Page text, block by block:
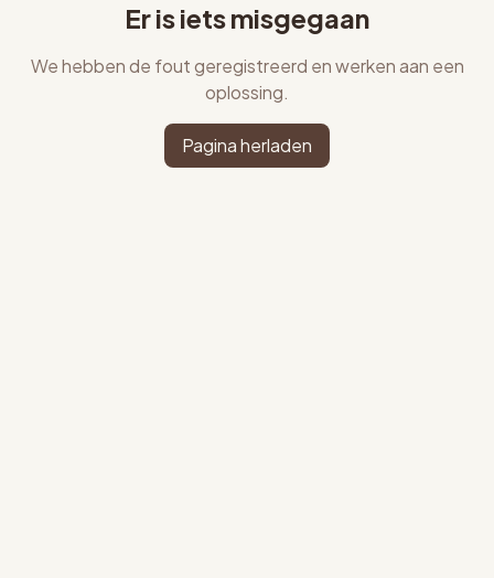
Er is iets misgegaan
We hebben de fout geregistreerd en werken aan een
oplossing.
Pagina herladen